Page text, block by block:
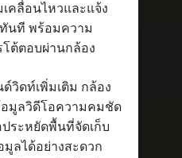
คลื่อนไหวและแจ้ง
นที พร้อมความ
ต้ตอบผ่านกล้อง
ด์วิดท์เพิ่มเติม กล้อง
อมูลวิดีโอความคมชัด
ระหยัดพื้นที่จัดเก็บ
ลได้อย่างสะดวก